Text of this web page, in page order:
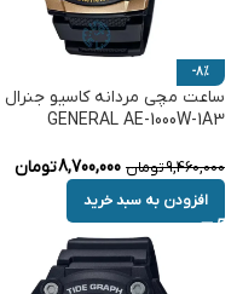
-8%
ساعت مچی مردانه کاسیو جنرال
GENERAL AE-1000W-1A3
9,460,000تومان 8,700,000تومان
افزودن به سبد خرید